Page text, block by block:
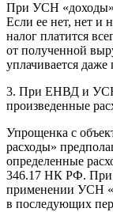
При УСН «доходы»
Если ее нет, нет и
налог платится
от полученной
уплачивается
3. При ЕНВД и УСН
произведенные
Упрощенка с
расходы»
определенные
346.17 НК РФ. При
применении УСН
в последующих